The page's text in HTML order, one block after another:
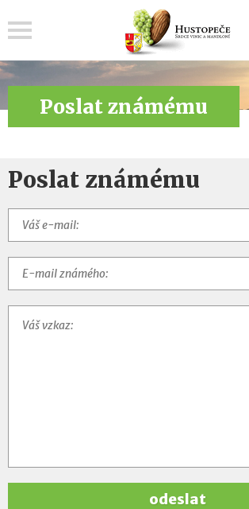
Poslat známému
Poslat známému
odeslat